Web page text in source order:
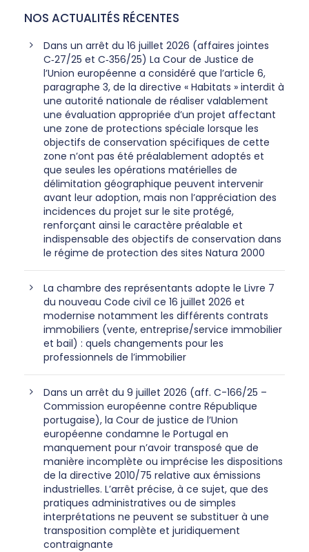
NOS ACTUALITÉS RÉCENTES
Dans un arrêt du 16 juillet 2026 (affaires jointes
C‑27/25 et C‑356/25) La Cour de Justice de
l’Union européenne a considéré que l’article 6,
paragraphe 3, de la directive « Habitats » interdit à
une autorité nationale de réaliser valablement
une évaluation appropriée d’un projet affectant
une zone de protections spéciale lorsque les
objectifs de conservation spécifiques de cette
zone n’ont pas été préalablement adoptés et
que seules les opérations matérielles de
délimitation géographique peuvent intervenir
avant leur adoption, mais non l’appréciation des
incidences du projet sur le site protégé,
renforçant ainsi le caractère préalable et
indispensable des objectifs de conservation dans
le régime de protection des sites Natura 2000
La chambre des représentants adopte le Livre 7
du nouveau Code civil ce 16 juillet 2026 et
modernise notamment les différents contrats
immobiliers (vente, entreprise/service immobilier
et bail) : quels changements pour les
professionnels de l’immobilier
Dans un arrêt du 9 juillet 2026 (aff. C-166/25 –
Commission européenne contre République
portugaise), la Cour de justice de l’Union
européenne condamne le Portugal en
manquement pour n’avoir transposé que de
manière incomplète ou imprécise les dispositions
de la directive 2010/75 relative aux émissions
industrielles. L’arrêt précise, à ce sujet, que des
pratiques administratives ou de simples
interprétations ne peuvent se substituer à une
transposition complète et juridiquement
contraignante